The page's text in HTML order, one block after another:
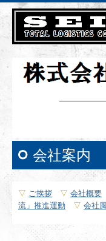
Home
会社案内
車両紹介
運輸安全・環境対策
採用情報
会社案内
▽ ご挨拶 ▽ 会社概要
流」推進運動
▽ 会社